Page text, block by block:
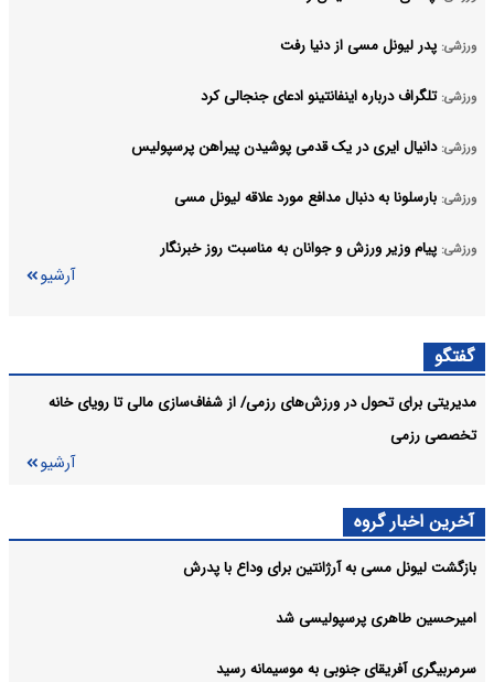
ورزشی: پدر لیونل مسی از دنیا رفت
ورزشی: تلگراف درباره اینفانتینو ادعای جنجالی کرد
ورزشی: دانیال ایری در یک قدمی پوشیدن پیراهن پرسپولیس
ورزشی: بارسلونا به دنبال مدافع مورد علاقه لیونل مسی
ورزشی: پیام وزیر ورزش و جوانان به مناسبت روز خبرنگار
آرشیو
گفتگو
مدیریتی برای تحول در ورزش‌های رزمی/ از شفاف‌سازی مالی تا رویای خانه
تخصصی رزمی
آرشیو
آخرین اخبار گروه
بازگشت لیونل مسی به آرژانتین برای وداع با پدرش
امیرحسین طاهری پرسپولیسی شد
سرمربیگری آفریقای جنوبی به موسیمانه رسید